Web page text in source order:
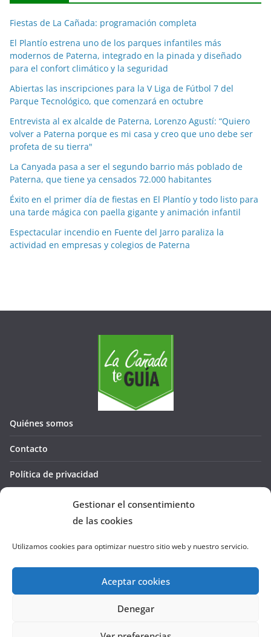
Gestionar el consentimiento
de las cookies
Utilizamos cookies para optimizar nuestro sitio web y nuestro servicio.
Aceptar cookies
Denegar
i
a
s
p
o
r
m
e
s
e
s
Fiestas de La Cañada: programación completa
El Plantío estrena uno de los parques infantiles más
modernos de Paterna, integrado en la pinada y diseñado
para el confort climático y la seguridad
Abiertas las inscripciones para la V Liga de Fútbol 7 del
Parque Tecnológico, que comenzará en octubre
Entrevista al ex alcalde de Paterna, Lorenzo Agustí: “Quiero
volver a Paterna porque es mi casa y creo que uno debe ser
profeta de su tierra"
La Canyada pasa a ser el segundo barrio más poblado de
Paterna, que tiene ya censados 72.000 habitantes
Éxito en el primer día de fiestas en El Plantío y todo listo para
una tarde mágica con paella gigante y animación infantil
Espectacular incendio en Fuente del Jarro paraliza la
actividad en empresas y colegios de Paterna
Quiénes somos
Contacto
Política de privacidad
Política de cookies (UE)
La Cañada te GUÍA